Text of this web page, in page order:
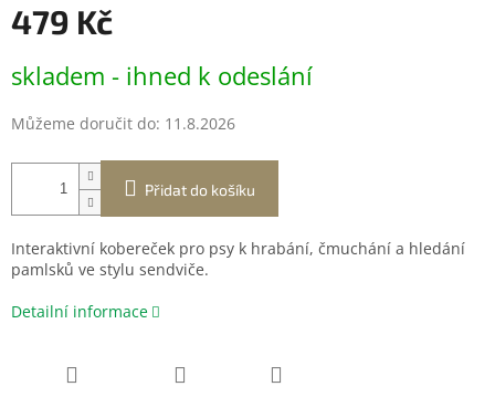
479 Kč
cena:
skladem - ihned k odeslání
Můžeme doručit do: 11.8.2026
Přidat do košíku
Interaktivní kobereček pro psy k hrabání, čmuchání a hledání
pamlsků ve stylu sendviče.
Detailní informace